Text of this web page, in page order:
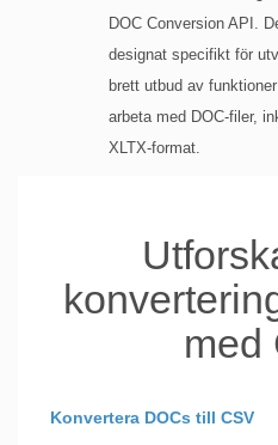
DOC Conversion API.
designat specifikt för
brett utbud av
arbeta med DOC-filer,
XLTX-format.
med
Konvertera DOCs till CSV